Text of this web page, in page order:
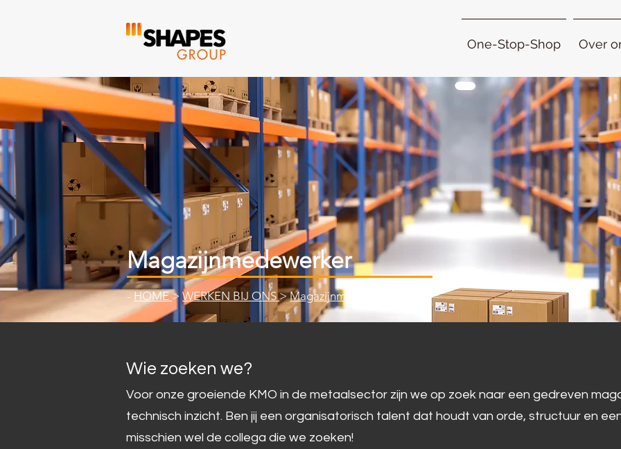
One-Stop-Shop Over
Magazijnmedewerker
- HOME> WERKEN BIJ ONS>Magazijnmedewerker
Wie zoeken we?
Voor onze groeiende KMO in de metaalsector zijn we op zoek naar een gedreven
technisch inzicht. Ben jij een organisatorisch talent dat houdt van orde, structuur en
misschien wel de collega die we zoeken!